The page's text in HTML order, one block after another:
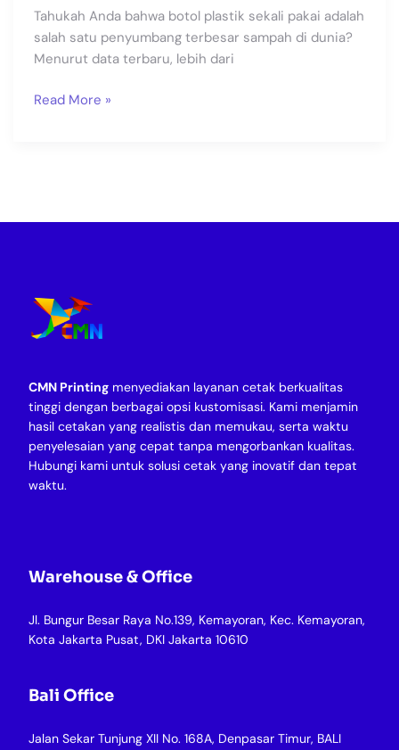
Tahukah Anda bahwa botol plastik sekali pakai adalah
salah satu penyumbang terbesar sampah di dunia?
Menurut data terbaru, lebih dari
Read More »
CMN Printing menyediakan layanan cetak berkualitas
tinggi dengan berbagai opsi kustomisasi. Kami menjamin
hasil cetakan yang realistis dan memukau, serta waktu
penyelesaian yang cepat tanpa mengorbankan kualitas.
Hubungi kami untuk solusi cetak yang inovatif dan tepat
waktu.
Warehouse & Office
Jl. Bungur Besar Raya No.139, Kemayoran, Kec. Kemayoran,
Kota Jakarta Pusat, DKI Jakarta 10610
Bali Office
Jalan Sekar Tunjung XII No. 168A, Denpasar Timur, BALI